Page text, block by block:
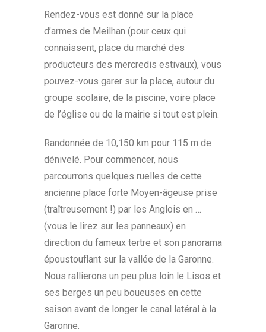
Rendez-vous est donné sur la place
d’armes de Meilhan (pour ceux qui
connaissent, place du marché des
producteurs des mercredis estivaux), vous
pouvez-vous garer sur la place, autour du
groupe scolaire, de la piscine, voire place
de l’église ou de la mairie si tout est plein.
Randonnée de 10,150 km pour 115 m de
dénivelé. Pour commencer, nous
parcourrons quelques ruelles de cette
ancienne place forte Moyen-âgeuse prise
(traîtreusement !) par les Anglois en …
(vous le lirez sur les panneaux) en
direction du fameux tertre et son panorama
époustouflant sur la vallée de la Garonne.
Nous rallierons un peu plus loin le Lisos et
ses berges un peu boueuses en cette
saison avant de longer le canal latéral à la
Garonne.